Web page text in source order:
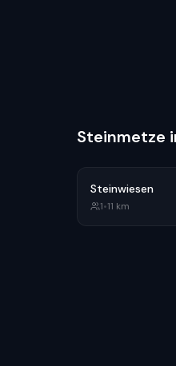
Steinmetze
Steinwiesen
1•11 km